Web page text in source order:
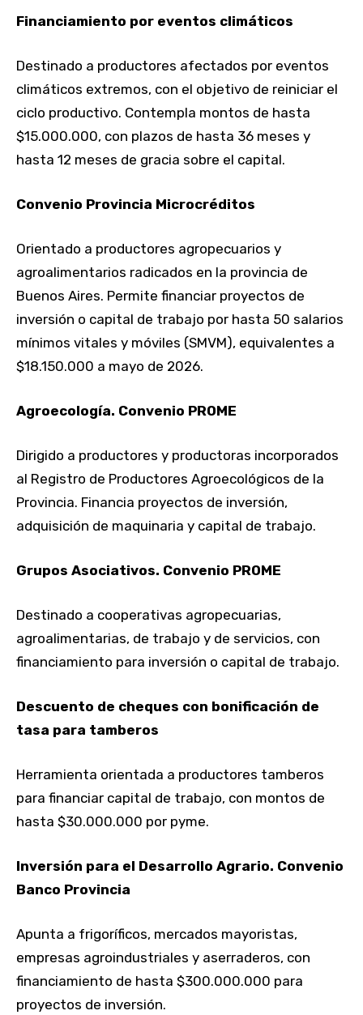
Financiamiento por eventos climáticos
Destinado a productores afectados por eventos
climáticos extremos, con el objetivo de reiniciar el
ciclo productivo. Contempla montos de hasta
$15.000.000, con plazos de hasta 36 meses y
hasta 12 meses de gracia sobre el capital.
Convenio Provincia Microcréditos
Orientado a productores agropecuarios y
agroalimentarios radicados en la provincia de
Buenos Aires. Permite financiar proyectos de
inversión o capital de trabajo por hasta 50 salarios
mínimos vitales y móviles (SMVM), equivalentes a
$18.150.000 a mayo de 2026.
Agroecología. Convenio PROME
Dirigido a productores y productoras incorporados
al Registro de Productores Agroecológicos de la
Provincia. Financia proyectos de inversión,
adquisición de maquinaria y capital de trabajo.
Grupos Asociativos. Convenio PROME
Destinado a cooperativas agropecuarias,
agroalimentarias, de trabajo y de servicios, con
financiamiento para inversión o capital de trabajo.
Descuento de cheques con bonificación de
tasa para tamberos
Herramienta orientada a productores tamberos
para financiar capital de trabajo, con montos de
hasta $30.000.000 por pyme.
Inversión para el Desarrollo Agrario. Convenio
Banco Provincia
Apunta a frigoríficos, mercados mayoristas,
empresas agroindustriales y aserraderos, con
financiamiento de hasta $300.000.000 para
proyectos de inversión.